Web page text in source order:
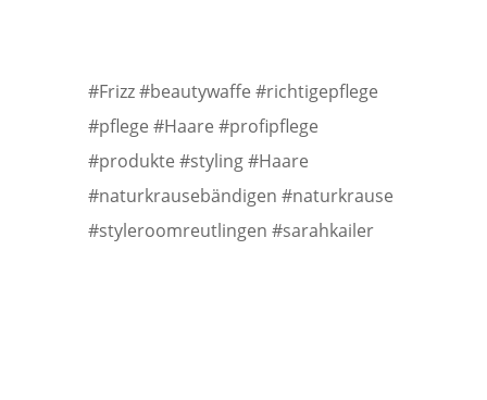
#Frizz #beautywaffe #richtigepflege
#pflege #Haare #profipflege
#produkte #styling #Haare
#naturkrausebändigen #naturkrause
#styleroomreutlingen #sarahkailer